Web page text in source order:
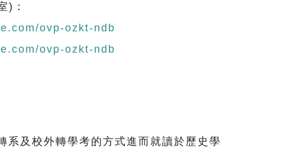
)：
ovp-ozkt-ndb
ovp-ozkt-ndb
系及校外轉學考的方式進而就讀於歷史學